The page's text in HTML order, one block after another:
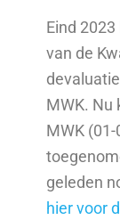
Eind
van de
MWK. Nu
MWK
geleden
hier voor